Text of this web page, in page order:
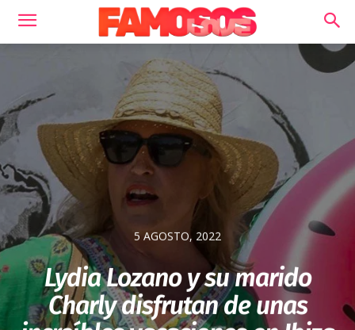
5 AGOSTO, 2022
Lydia Lozano y su marido
Charly disfrutan de unas